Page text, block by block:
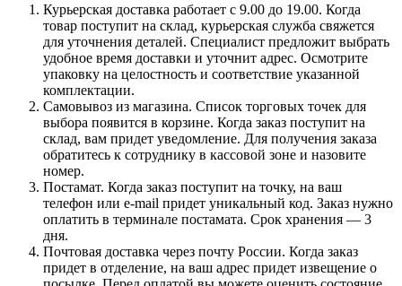
Курьерская доставка работает с 9.00 до 19.00. Когда
товар поступит на склад, курьерская служба свяжется
для уточнения деталей. Специалист предложит выбрать
удобное время доставки и уточнит адрес. Осмотрите
упаковку на целостность и соответствие указанной
комплектации.
Самовывоз из магазина. Список торговых точек для
выбора появится в корзине. Когда заказ поступит на
склад, вам придет уведомление. Для получения заказа
обратитесь к сотруднику в кассовой зоне и назовите
номер.
Постамат. Когда заказ поступит на точку, на ваш
телефон или e-mail придет уникальный код. Заказ нужно
оплатить в терминале постамата. Срок хранения — 3
дня.
Почтовая доставка через почту России. Когда заказ
придет в отделение, на ваш адрес придет извещение о